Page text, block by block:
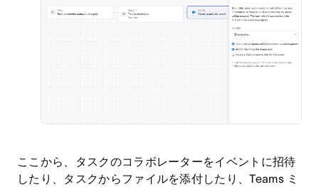
ここから、タスクのコラボレーターをイベントに招待
したり、タスクからファイルを添付したり、Teams ミ